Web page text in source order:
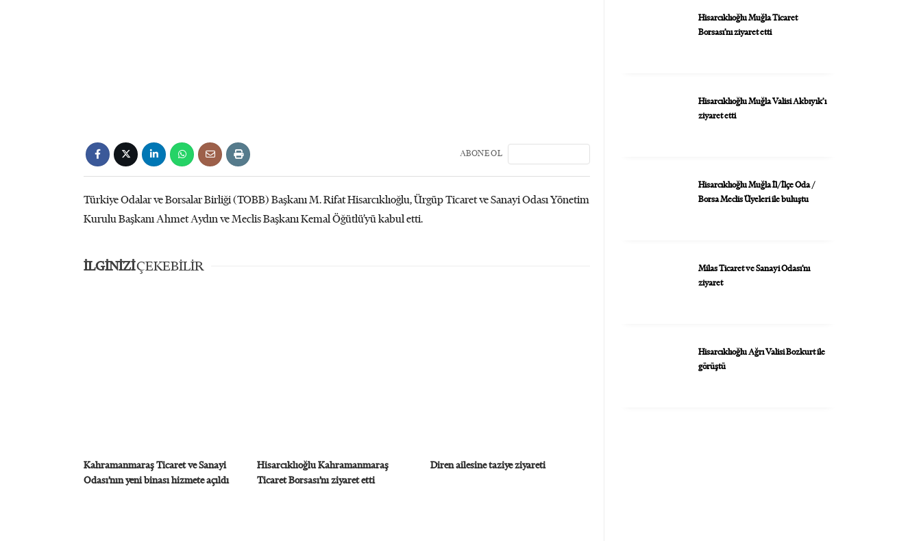
ABONE OL
Türkiye Odalar ve Borsalar Birliği (TOBB) Başkanı M. Rifat Hisarcıklıoğlu, Ürgüp Ticaret ve Sanayi Odası Yönetim
Kurulu Başkanı Ahmet Aydın ve Meclis Başkanı Kemal Öğütlü’yü kabul etti.​
İLGİNİZİÇEKEBİLİR
Kahramanmaraş Ticaret ve Sanayi
Odası’nın yeni binası hizmete açıldı
Hisarcıklıoğlu Kahramanmaraş
Ticaret Borsası’nı ziyaret etti
Diren ailesine taziye ziyareti
Hisarcıklıoğlu Muğla Ticaret
Borsası’nı ziyaret etti
Hisarcıklıoğlu Muğla Valisi Akbıyık’ı
ziyaret etti
Hisarcıklıoğlu Muğla İl/İlçe Oda /
Borsa Meclis Üyeleri ile buluştu
Milas Ticaret ve Sanayi Odası’nı
ziyaret
Hisarcıklıoğlu Ağrı Valisi Bozkurt ile
görüştü